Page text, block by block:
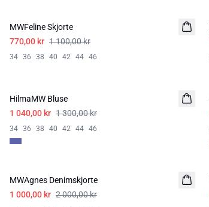
MWFeline Skjorte
770,00 kr 1 100,00 kr
34 36 38 40 42 44 46
HilmaMW Bluse
1 040,00 kr 1 300,00 kr
34 36 38 40 42 44 46
MWAgnes Denimskjorte
1 000,00 kr 2 000,00 kr